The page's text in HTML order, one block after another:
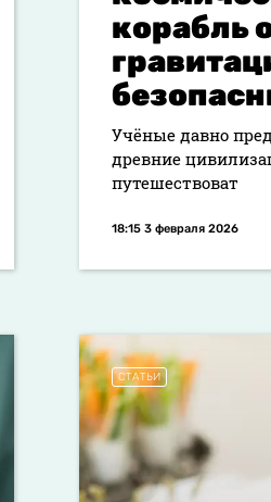
корабль
Учёные давно
древние
путешествоват
18:15 3 февраля 2026
СТАТЬИ